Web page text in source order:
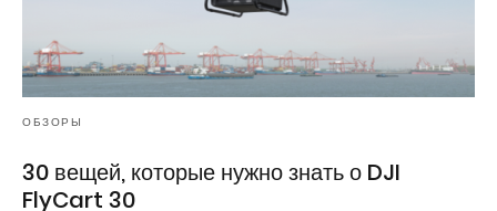
ОБЗОРЫ
30 вещей, которые нужно знать о DJI
FlyCart 30